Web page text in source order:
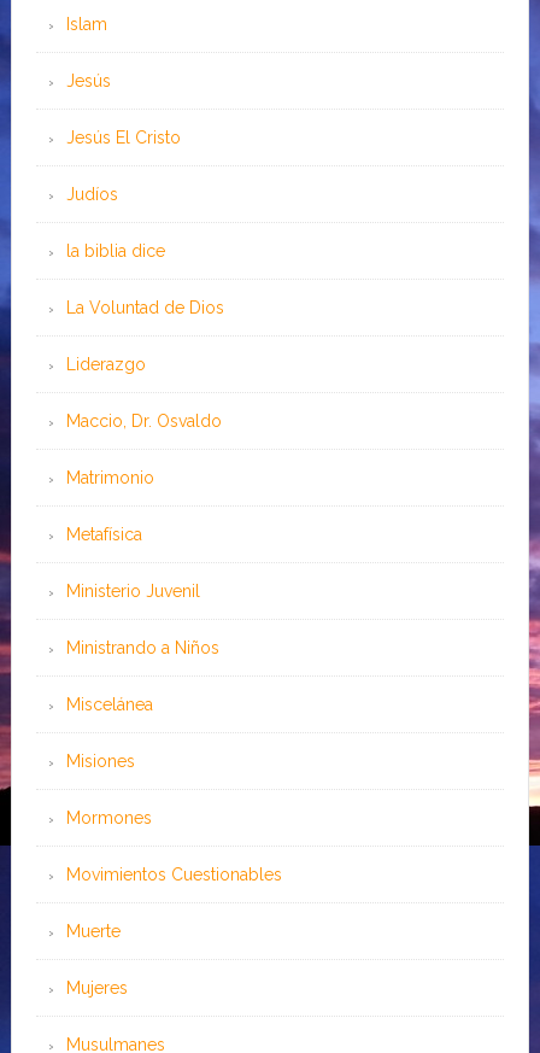
Islam
Jesús
Jesús El Cristo
Judíos
la biblia dice
La Voluntad de Dios
Liderazgo
Maccio, Dr. Osvaldo
Matrimonio
Metafísica
Ministerio Juvenil
Ministrando a Niños
Miscelánea
Misiones
Mormones
Movimientos Cuestionables
Muerte
Mujeres
Musulmanes